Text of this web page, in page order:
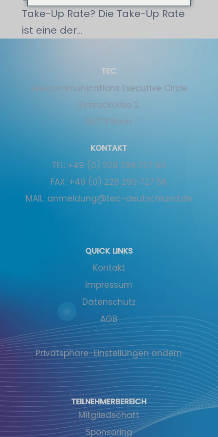
Take-Up Rate? Die Take-Up Rate
ist eine der...
TEC
Tele­communications Executive Circle
Simrockallee 2
53173 Bonn
KONTAKT
TEL: +49 (0) 228 299 727 60
FAX: +49 (0) 228 299 727 56
MAIL: anmeldung@tec-deutschland.de
QUICK LINKS
Kontakt
Impressum
Datenschutz
AGB
Privatsphäre-Einstellungen ändern
TEILNEHMERBEREICH
Mitgliedschaft
Sponsoring